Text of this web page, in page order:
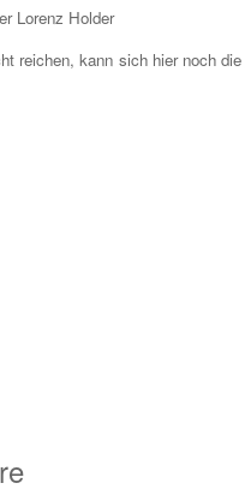
Lorenz Holder
reichen, kann sich hier noch die